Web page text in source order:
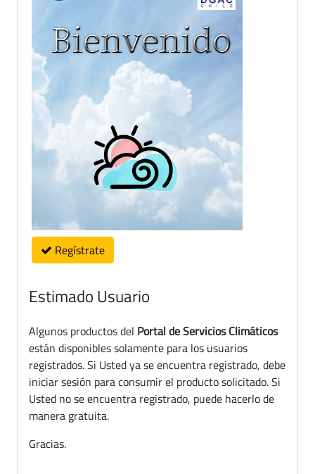
Regístrate
Estimado Usuario
Algunos productos del Portal de Servicios Climáticos
están disponibles solamente para los usuarios
registrados. Si Usted ya se encuentra registrado, debe
iniciar sesión para consumir el producto solicitado. Si
Usted no se encuentra registrado, puede hacerlo de
manera gratuita.
Gracias.